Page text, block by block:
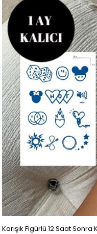
Karışık Figürlü 12 Saat